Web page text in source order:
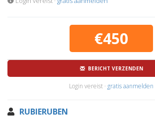
€450
BERICHT VERZENDEN
Login vereist · gratis aanmelden
RUBIERUBEN